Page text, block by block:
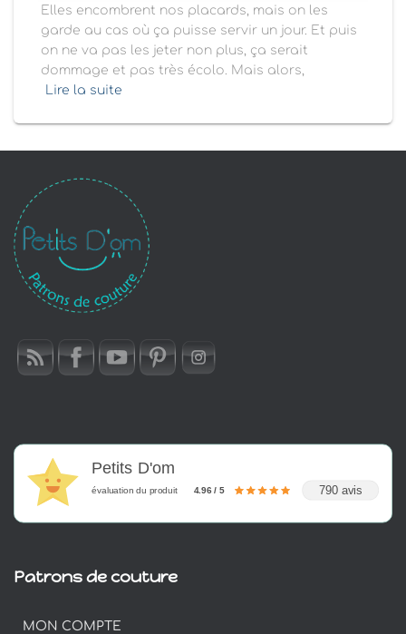
Elles encombrent nos placards, mais on les
garde au cas où ça puisse servir un jour. Et puis
on ne va pas les jeter non plus, ça serait
dommage et pas très écolo. Mais alors,
Lire la suite
Petits D'om
évaluation du produit 4.96 / 5 790 avis
Patrons de couture
MON COMPTE